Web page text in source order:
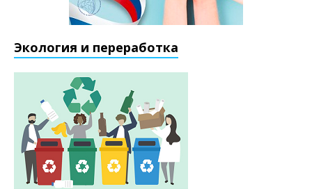
Экология и переработка